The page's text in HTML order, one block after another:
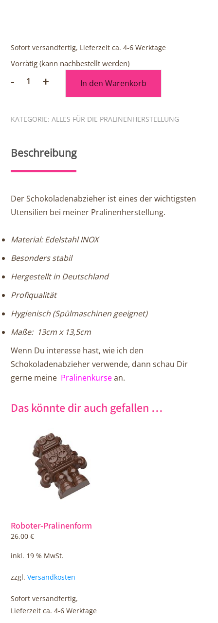
Sofort versandfertig, Lieferzeit ca. 4-6 Werktage
Vorrätig (kann nachbestellt werden)
-
Schokoladenabzieher
+ In den Warenkorb
KATEGORIE: ALLES FÜR DIE PRALINENHERSTELLUNG
Beschreibung
Der Schokoladenabzieher ist eines der wichtigsten
Utensilien bei meiner Pralinenherstellung.
Material: Edelstahl INOX
Besonders stabil
Hergestellt in Deutschland
Profiqualität
Hygienisch (Spülmaschinen geeignet)
Maße: 13cm x 13,5cm
Wenn Du interesse hast, wie ich den
Schokoladenabzieher verwende, dann schau Dir
gerne meine Pralinenkursean.
Das könnte dir auch gefallen …
Roboter-Pralinenform
26,00 €
inkl. 19 % MwSt.
zzgl. Versandkosten
Sofort versandfertig,
Lieferzeit ca. 4-6 Werktage